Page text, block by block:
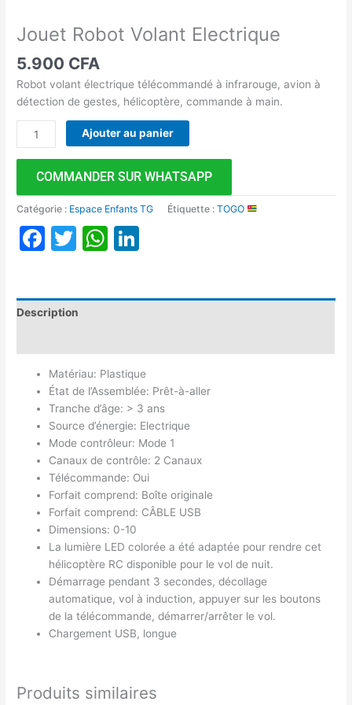
Jouet Robot Volant Electrique
5.900 CFA
Robot volant électrique télécommandé à infrarouge, avion à
détection de gestes, hélicoptère, commande à main.
Ajouter au panier
COMMANDER SUR WHATSAPP
Catégorie : Espace Enfants TG Étiquette :TOGO
Facebook
TwitterWhatsApp
Description
Matériau: Plastique
État de l’Assemblée: Prêt-à-aller
Tranche d’âge: > 3 ans
Source d’énergie: Electrique
Mode contrôleur: Mode 1
Canaux de contrôle: 2 Canaux
Télécommande: Oui
Forfait comprend: Boîte originale
Forfait comprend: CÂBLE USB
Dimensions: 0-10
La lumière LED colorée a été adaptée pour rendre cet
hélicoptère RC disponible pour le vol de nuit.
Démarrage pendant 3 secondes, décollage
automatique, vol à induction, appuyer sur les boutons
de la télécommande, démarrer/arrêter le vol.
Chargement USB, longue
Produits similaires